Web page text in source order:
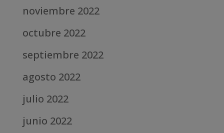
noviembre 2022
octubre 2022
septiembre 2022
agosto 2022
julio 2022
junio 2022